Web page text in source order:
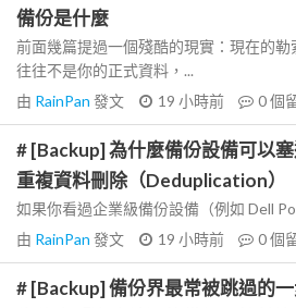
備份是什麼
前面幾篇提過一個殘酷的現實：現在的
往往不是你的正式資料，...
由 RainPan 發文 19 小時前 0個
# [Backup] 為什麼備份設備可以
重複資料刪除（Deduplication）
如果你看過企業級備份設備（例如 Dell
由 RainPan 發文 19 小時前 0個
# [Backup] 備份界最常被跳過的